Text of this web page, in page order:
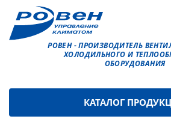
РОВЕН - ПРОИЗВОДИТЕЛЬ
ХОЛОДИЛЬНОГО И
ОБОРУДОВАНИЯ
КАТАЛОГ